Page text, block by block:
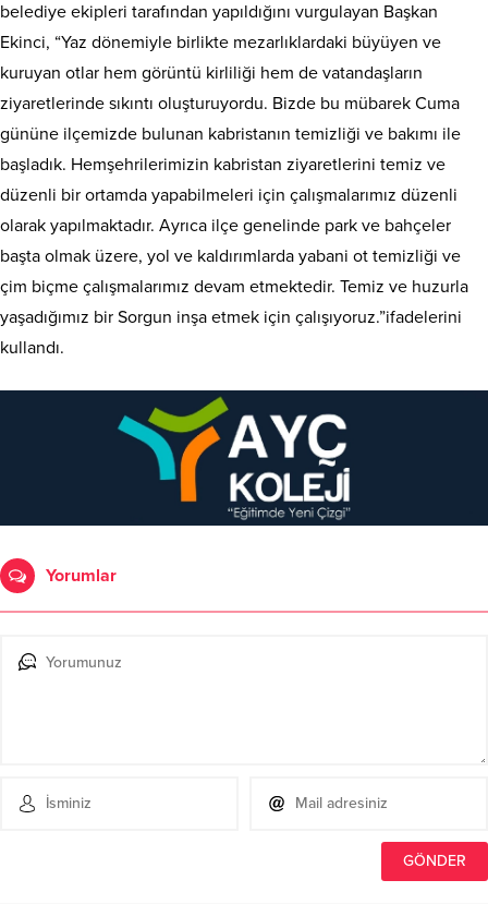
belediye ekipleri tarafından yapıldığını vurgulayan Başkan
Ekinci, “Yaz dönemiyle birlikte mezarlıklardaki büyüyen ve
kuruyan otlar hem görüntü kirliliği hem de vatandaşların
ziyaretlerinde sıkıntı oluşturuyordu. Bizde bu mübarek Cuma
gününe ilçemizde bulunan kabristanın temizliği ve bakımı ile
başladık. Hemşehrilerimizin kabristan ziyaretlerini temiz ve
düzenli bir ortamda yapabilmeleri için çalışmalarımız düzenli
olarak yapılmaktadır. Ayrıca ilçe genelinde park ve bahçeler
başta olmak üzere, yol ve kaldırımlarda yabani ot temizliği ve
çim biçme çalışmalarımız devam etmektedir. Temiz ve huzurla
yaşadığımız bir Sorgun inşa etmek için çalışıyoruz.”ifadelerini
kullandı.
Yorumlar